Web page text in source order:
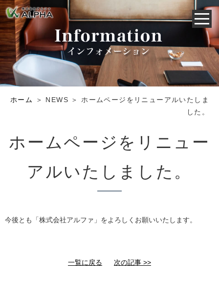
ホーム
＞ NEWS ＞ ホームページをリニューアルいたしま
した。
ホームページをリニュー
アルいたしました。
今後とも「株式会社アルファ」をよろしくお願いいたします。
一覧に戻る 次の記事 >>